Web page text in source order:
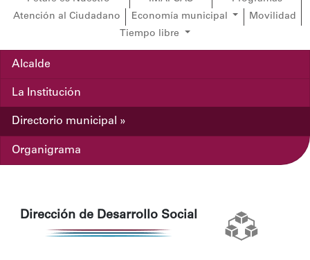
Atención al Ciudadano
Economía municipal
Movilidad
Tiempo libre
Alcalde
La Institución
Directorio municipal »
Organigrama
Dirección de Desarrollo Social